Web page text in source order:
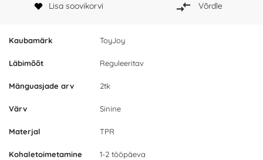
Kaubamärk ToyJoy
Läbimõõt Reguleeritav
Mänguasjade arv 2tk
Värv Sinine
Materjal TPR
Kohaletoimetamine 1-2 tööpäeva
Lisa soovikorvi Võrdle